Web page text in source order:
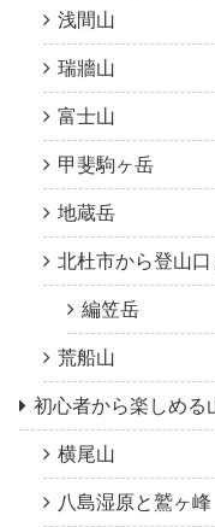
浅間山
瑞牆山
富士山
甲斐駒ヶ岳
地蔵岳
北杜市から登山
編笠岳
荒船山
初心者から楽しめる
横尾山
八島湿原と鷲ヶ